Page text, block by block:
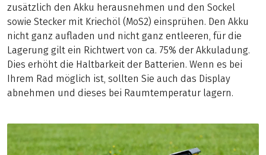
zusätzlich den Akku herausnehmen und den Sockel
sowie Stecker mit Kriechöl (MoS2) einsprühen. Den Akku
nicht ganz aufladen und nicht ganz entleeren, für die
Lagerung gilt ein Richtwert von ca. 75% der Akkuladung.
Dies erhöht die Haltbarkeit der Batterien. Wenn es bei
Ihrem Rad möglich ist, sollten Sie auch das Display
abnehmen und dieses bei Raumtemperatur lagern.